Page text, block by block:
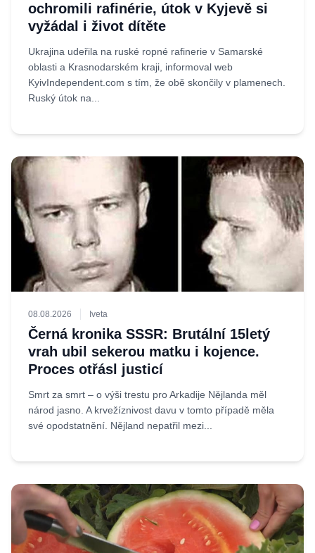
ochromili rafinérie, útok v Kyjevě si
vyžádal i život dítěte
Ukrajina udeřila na ruské ropné rafinerie v Samarské
oblasti a Krasnodarském kraji, informoval web
KyivIndependent.com s tím, že obě skončily v plamenech.
Ruský útok na...
08.08.2026 Iveta
Černá kronika SSSR: Brutální 15letý
vrah ubil sekerou matku i kojence.
Proces otřásl justicí
Smrt za smrt – o výši trestu pro Arkadije Nějlanda měl
národ jasno. A krvežíznivost davu v tomto případě měla
své opodstatnění. Nějland nepatřil mezi...